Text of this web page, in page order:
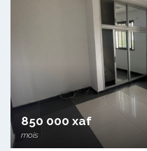
850 000 xaf
mois